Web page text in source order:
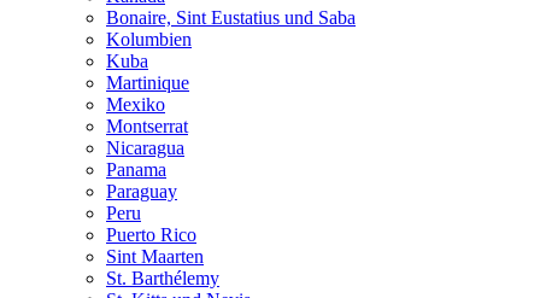
Bonaire, Sint Eustatius und Saba
Kolumbien
Kuba
Martinique
Mexiko
Montserrat
Nicaragua
Panama
Paraguay
Peru
Puerto Rico
Sint Maarten
St. Barthélemy